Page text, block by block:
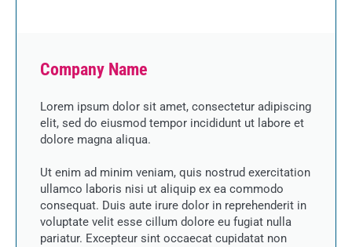
Company Name
Lorem ipsum dolor sit amet, consectetur adipiscing
elit, sed do eiusmod tempor incididunt ut labore et
dolore magna aliqua.
Ut enim ad minim veniam, quis nostrud exercitation
ullamco laboris nisi ut aliquip ex ea commodo
consequat. Duis aute irure dolor in reprehenderit in
voluptate velit esse cillum dolore eu fugiat nulla
pariatur. Excepteur sint occaecat cupidatat non